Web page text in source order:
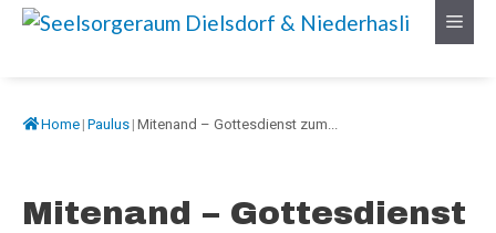
Springe
Menü
Home | Paulus | Mitenand – Gottesdienst zum...
Mitenand – Gottesdienst